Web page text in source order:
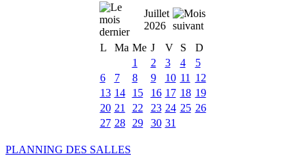
Juillet
2026
L
Ma Me J V S
D
1
2 3 4
5
6
7 8 9 10 11
12
13 14 15 16 17 18 19
20 21 22 23 24 25 26
27 28 29 30 31
PLANNING DES SALLES